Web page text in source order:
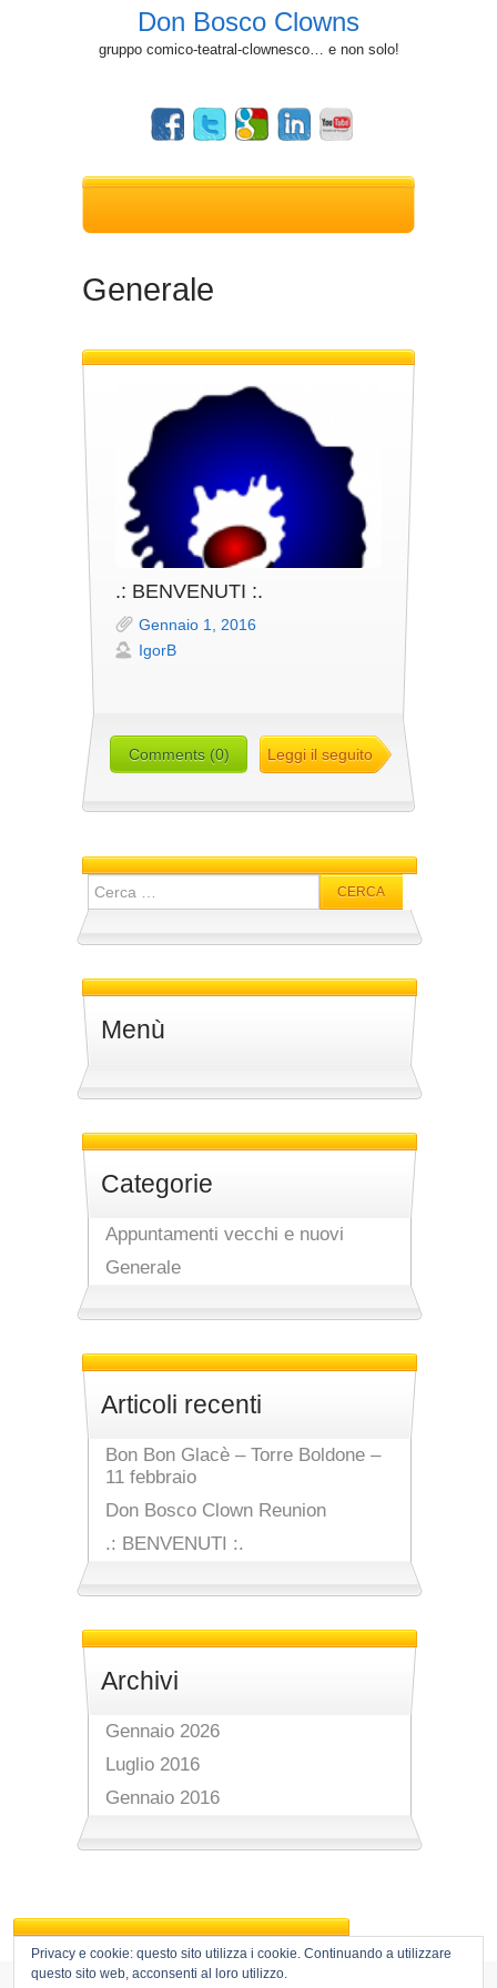
Don Bosco Clowns
gruppo comico-teatral-clownesco… e non solo!
Generale
.: BENVENUTI :.
Gennaio 1, 2016
IgorB
Comments (0) Leggi il seguito
Ricerca
per:
Menù
Categorie
Appuntamenti vecchi e nuovi
Generale
Articoli recenti
Bon Bon Glacè – Torre Boldone –
11 febbraio
Don Bosco Clown Reunion
.: BENVENUTI :.
Archivi
Gennaio 2026
Luglio 2016
Gennaio 2016
Privacy e cookie: questo sito utilizza i cookie. Continuando a utilizzare
questo sito web, acconsenti al loro utilizzo.